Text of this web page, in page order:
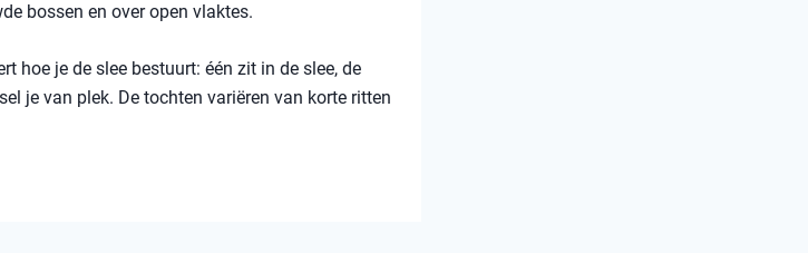
bossen en over open vlaktes.
hoe je de slee bestuurt: één zit in de slee, de
je van plek. De tochten variëren van korte ritten